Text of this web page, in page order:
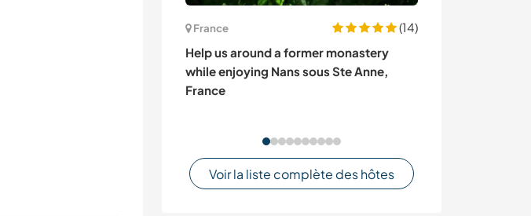
France
(14)
Help us around a former monastery
while enjoying Nans sous Ste Anne,
France
Voir la liste complète des hôtes